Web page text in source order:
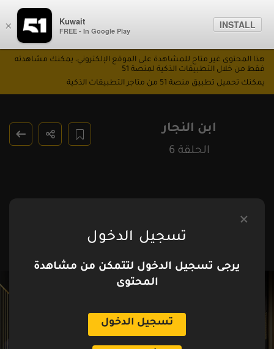
× Kuwait
FREE - In Google Play
INSTALL
ابن النجار
الحلقة 6
هذا المحتوى غير متاح للمشاهدة على الموقع الإلكتروني، يمكنك مشاهدته
فقط من خلال التطبيقات الذكية لمنصة 51
يمكنك تحميل تطبيق منصة 51 من متاجر التطبيقات الذكية
تسجيل الدخول
يرجى تسجيل الدخول لتتمكن من مشاهدة
المحتوى
تسجيل الدخول